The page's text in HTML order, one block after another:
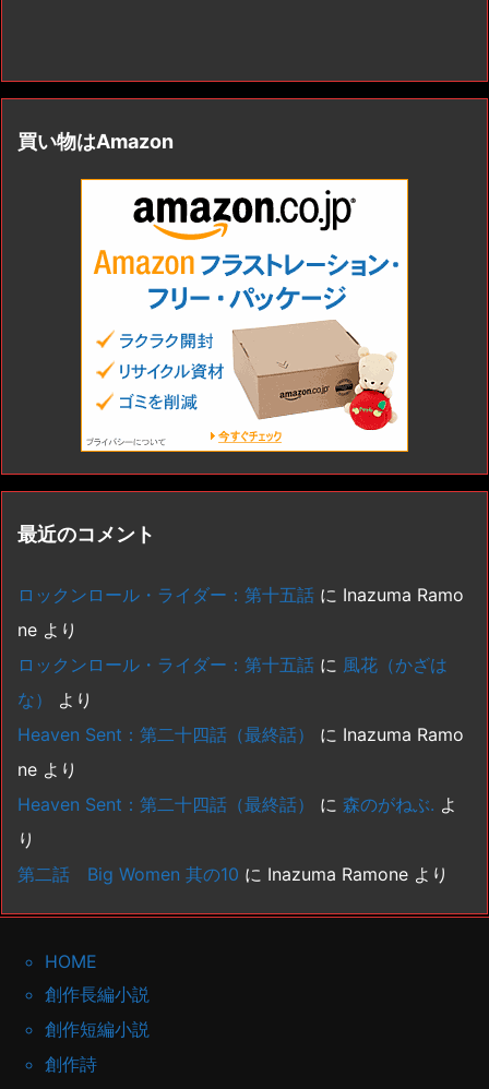
買い物はAmazon
最近のコメント
ロックンロール・ライダー：第十五話 に Inazuma Ramo
ne より
ロックンロール・ライダー：第十五話 に 風花（かざは
な）
より
Heaven Sent：第二十四話（最終話）
に Inazuma Ramo
ne より
Heaven Sent：第二十四話（最終話）
に 森のがねぶ. よ
り
第二話 Big Women 其の10 に Inazuma Ramone より
HOME
創作長編小説
創作短編小説
創作詩